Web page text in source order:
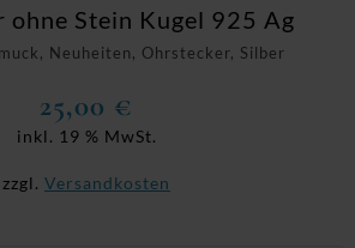
Neuheiten, Ohrstecker, Silber
ohne Stein Kugel 925 Ag
25,00 €
inkl. 19 % MwSt.
zzgl. Versandkosten